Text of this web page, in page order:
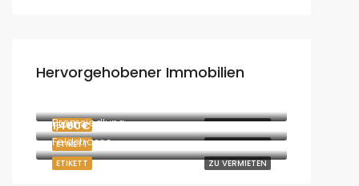
Hervorgehobener Immobilien
ZU VERMIETEN
ETIKETT
ZU VERMIETEN
ETIKETT
Bremsiedlung
ZU VERMIETEN
ETIKETT
1,400€
Feldstrasse